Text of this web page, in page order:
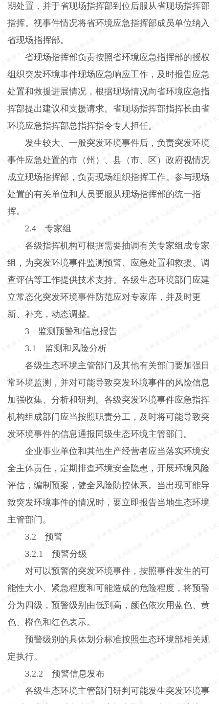
期处置，并于省现场指挥部到位后服从省现场指挥部
指挥。视事件情况将省环境应急指挥部成员单位纳入
省现场指挥部。
省现场指挥部负责按照省环境应急指挥部的授权
组织突发环境事件现场应急响应工作，及时报告应急
处置和救援进展情况，根据现场情况向省环境应急指
挥部提出建议和支援请求。省现场指挥部指挥长由省
环境应急指挥部总指挥指令专人担任。
发生较大、一般突发环境事件后，负责突发环境
事件应急处置的市（州）、县（市、区）政府视情况
成立现场指挥部，负责现场组织指挥工作。参与现场
处置的有关单位和人员要服从现场指挥部的统一指
挥。
2.4 专家组
各级指挥机构可根据需要抽调有关专家组成专家
组，为突发环境事件监测预警、应急处置和救援、调
查评估等工作提供技术支持。各级生态环境部门应建
立常态化突发环境事件防范应对专家库，并及时更
新、补充，动态调整。
3 监测预警和信息报告
3.1
监测和风险分析
各级生态环境主管部门及其他有关部门要加强日
常环境监测，并对可能导致突发环境事件的风险信息
加强收集、分析和研判。各级突发环境事件应急指挥
机构组成部门应当按照职责分工，及时将可能导致突
发环境事件的信息通报同级生态环境主管部门。
企业事业单位和其他生产经营者应当落实环境安
全主体责任，定期排查环境安全隐患，开展环境风险
评估，编制预案，健全风险防控体系。当出现可能导
致突发环境事件的情况时，要立即报告当地生态环境
主管部门。
3.2 预警
3.2.1
预警分级
对可以预警的突发环境事件，按照事件发生的可
能性大小、紧急程度和可能造成的危险程度，将预警
分为四级，预警级别由低到高，颜色依次用蓝色、黄
色、橙色和红色表示。
预警级别的具体划分标准按照生态环境部相关规
定执行。
3.2.2 预警信息发布
各级生态环境主管部门研判可能发生突发环境事